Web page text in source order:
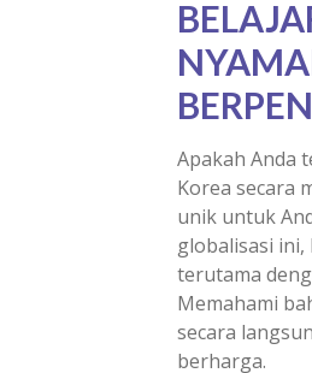
Apakah Anda
Korea secara
unik untuk
globalisasi ini,
terutama
Memahami
secara
berharga.